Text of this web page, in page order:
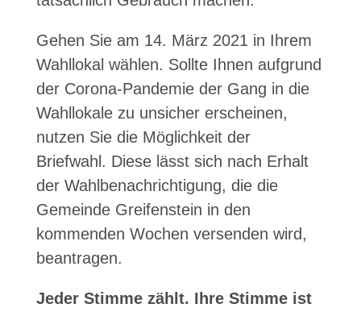
Gehen Sie am 14. März 2021 in Ihrem
Wahllokal wählen. Sollte Ihnen aufgrund
der Corona-Pandemie der Gang in die
Wahllokale zu unsicher erscheinen,
nutzen Sie die Möglichkeit der
Briefwahl. Diese lässt sich nach Erhalt
der Wahlbenachrichtigung, die die
Gemeinde Greifenstein in den
kommenden Wochen versenden wird,
beantragen.
Jeder Stimme zählt. Ihre Stimme ist